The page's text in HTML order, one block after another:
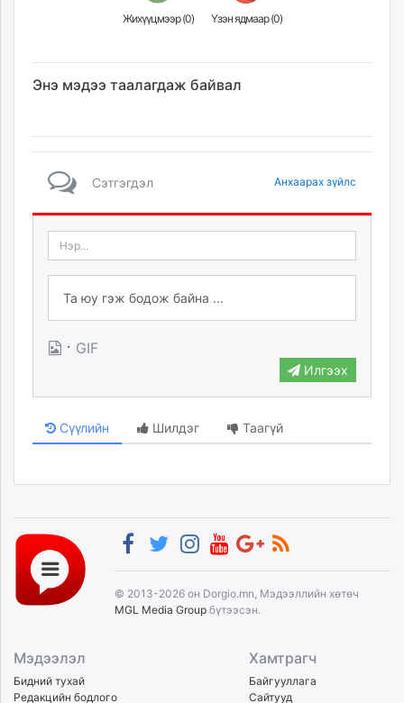
Жихүүцмээр (0) Үзэн ядмаар (0)
Энэ мэдээ таалагдаж байвал
Сэтгэгдэл Анхаарах зүйлс
· GIF
Илгээх
Сүүлийн Шилдэг Таагүй
© 2013-2026 он Dorgio.mn, Мэдээллийн хөтөч
MGL Media Group бүтээсэн.
Мэдээлэл
Бидний тухай
Редакцийн бодлого
Хамтрагч
Байгууллага
Сайтууд